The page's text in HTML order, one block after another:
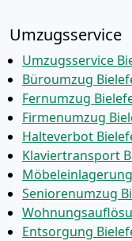
Umzugsservice
Umzugsservice
Büroumzug
Fernumzug
Firmenumzug
Halteverbot
Klaviertransport
Seniorenumzug
Entsorgung